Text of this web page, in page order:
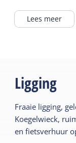
In / bij bos
grond
Centrale
Rookvrij
Wifi privé
Lees meer
Ligging
Fraaie ligging,
Koegelwieck,
en fietsverhuur